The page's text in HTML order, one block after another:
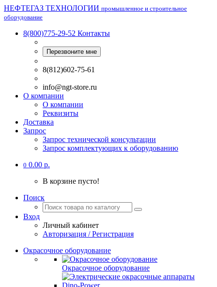
НЕФТЕГАЗ ТЕХНОЛОГИИ промышленное и строительное
оборудование
8(800)775-29-52 Контакты
Перезвоните мне
8(812)602-75-61
info@ngt-store.ru
О компании
О компании
Реквизиты
Доставка
Запрос
Запрос технической консультации
Запрос комплектующих к оборудованию
0 0.00 р.
В корзине пусто!
Поиск
Вход
Личный кабинет
Авторизация / Регистрация
Окрасочное оборудование
Окрасочное оборудование